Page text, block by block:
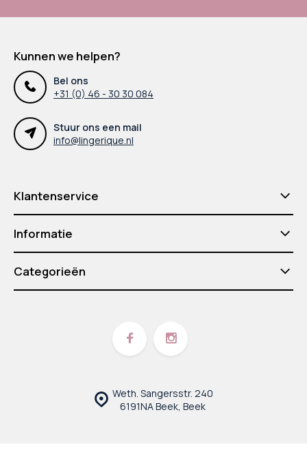
Kunnen we helpen?
Bel ons
+31 (0) 46 - 30 30 084
Stuur ons een mail
info@lingerique.nl
Klantenservice
Informatie
Categorieën
Weth. Sangersstr. 240
6191NA Beek, Beek